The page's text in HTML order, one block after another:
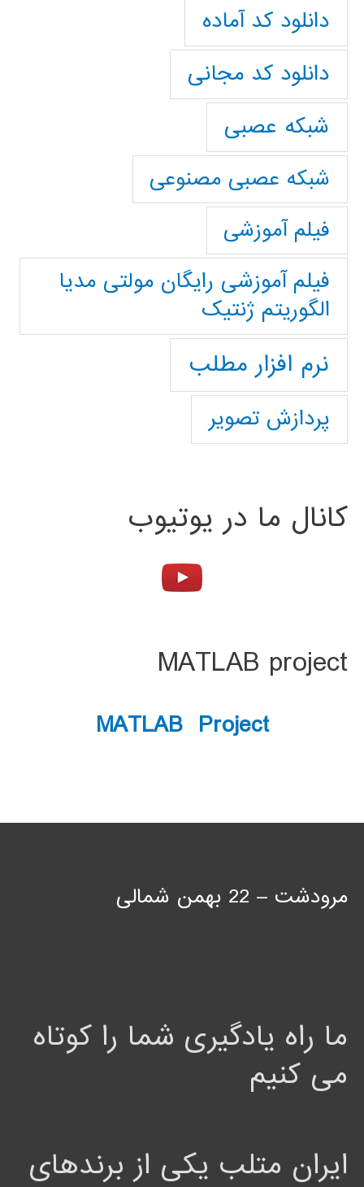
دانلود کد آماده
دانلود کد مجانی
شبکه عصبی
شبکه عصبی مصنوعی
فیلم آموزشی
فیلم آموزشی رایگان مولتی مدیا
الگوریتم ژنتیک
نرم افزار مطلب
پردازش تصویر
کانال ما در یوتیوب
MATLAB project
MATLAB Project
مرودشت – 22 بهمن شمالی
ما راه یادگیری شما را کوتاه
می کنیم
ایران متلب یکی از برندهای